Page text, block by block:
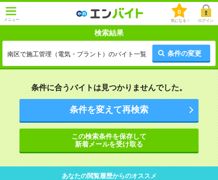
メニュー
0
気になる！ ログイン
検索結果
南区で施工管理（電気・プラント）のバイト一覧 条件の変更
条件に合うバイトは見つかりませんでした。
条件を変えて再検索
この検索条件を保存して
新着メールを受け取る
あなたの閲覧履歴からのオススメ